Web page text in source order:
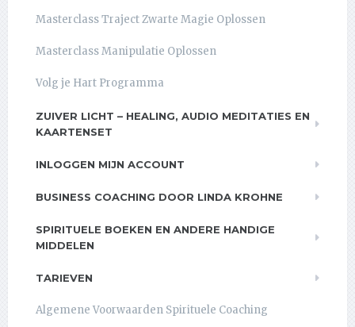
Masterclass Traject Zwarte Magie Oplossen
Masterclass Manipulatie Oplossen
Volg je Hart Programma
ZUIVER LICHT – HEALING, AUDIO MEDITATIES EN
KAARTENSET
INLOGGEN MIJN ACCOUNT
BUSINESS COACHING DOOR LINDA KROHNE
SPIRITUELE BOEKEN EN ANDERE HANDIGE
MIDDELEN
TARIEVEN
Algemene Voorwaarden Spirituele Coaching